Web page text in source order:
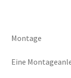
Montage
Eine